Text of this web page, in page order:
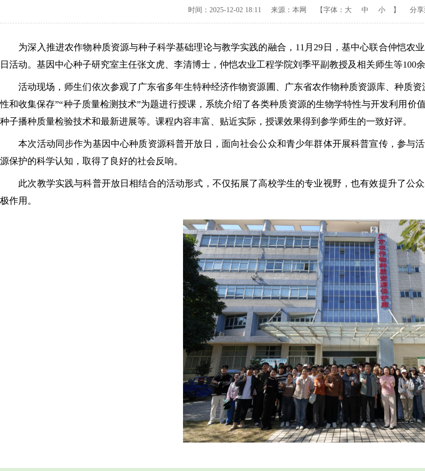
时间：2025-12-02 18:11 来源：本网 【字体： 大 中 小 】 分享
为深入推进农作物种质资源与种子科学基础理论与教学实践的融合，11月29日，基中心联合仲恺农
日活动。基因中心种子研究室主任张文虎、李清博士，仲恺农业工程学院刘季平副教授及相关师生等100余
活动现场，师生们依次参观了广东省多年生特种经济作物资源圃、广东省农作物种质资源库、种质资
性和收集保存”“种子质量检测技术”为题进行授课，系统介绍了各类种质资源的生物学特性与开发利用
种子播种质量检验技术和最新进展等。课程内容丰富、贴近实际，授课效果得到参学师生的一致好评。
本次活动同步作为基因中心种质资源科普开放日，面向社会公众和青少年群体开展科普宣传，参与
源保护的科学认知，取得了良好的社会反响。
此次教学实践与科普开放日相结合的活动形式，不仅拓展了高校学生的专业视野，也有效提升了公
极作用。